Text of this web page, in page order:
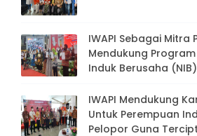
IWAPI Sebagai Mitra
Mendukung
Induk Berusaha
IWAPI Mendukung
Untuk Perempuan
Pelopor Guna